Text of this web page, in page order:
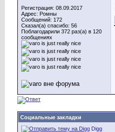
Регистрация: 08.09.2017
Адрес: Ромны
Сообщений: 172
Сказал(а) спасибо: 56
Поблагодарили 372 раз(а) в 120
сообщениях
Социальные закладки
Digg